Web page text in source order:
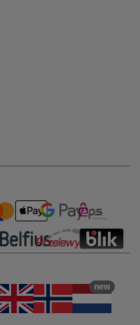
new